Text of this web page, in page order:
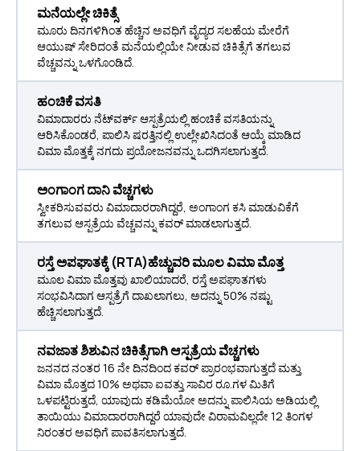
ಮನೆಯಲ್ಲೇ ಚಿಕಿತ್ಸೆ
ಮೂರು ದಿನಗಳಿಗಿಂತ ಹೆಚ್ಚಿನ ಅವಧಿಗೆ ವೈದ್ಯರ ಸಲಹೆಯ ಮೇರೆಗೆ
ಆಯುಷ್ ಸೇರಿದಂತೆ ಮನೆಯಲ್ಲಿಯೇ ನೀಡುವ ಚಿಕಿತ್ಸೆಗೆ ತಗಲುವ
ವೆಚ್ಚವನ್ನು ಒಳಗೊಂಡಿದೆ.
ಹಂಚಿಕೆ ವಸತಿ
ವಿಮಾದಾರರು ನೆಟ್‌ವರ್ಕ್ ಆಸ್ಪತ್ರೆಯಲ್ಲಿ ಹಂಚಿಕೆ ವಸತಿಯನ್ನು
ಆರಿಸಿಕೊಂಡರೆ, ಪಾಲಿಸಿ ಷರತ್ತಿನಲ್ಲಿ ಉಲ್ಲೇಖಿಸಿದಂತೆ ಆಯ್ಕೆ ಮಾಡಿದ
ವಿಮಾ ಮೊತ್ತಕ್ಕೆ ನಗದು ಪ್ರಯೋಜನವನ್ನು ಒದಗಿಸಲಾಗುತ್ತದೆ.
ಅಂಗಾಂಗ ದಾನಿ ವೆಚ್ಚಗಳು
ಸ್ವೀಕರಿಸುವವರು ವಿಮಾದಾರರಾಗಿದ್ದರೆ, ಅಂಗಾಂಗ ಕಸಿ ಮಾಡುವಿಕೆಗೆ
ತಗಲುವ ಆಸ್ಪತ್ರೆಯ ವೆಚ್ಚವನ್ನು ಕವರ್ ಮಾಡಲಾಗುತ್ತದೆ.
ರಸ್ತೆ ಅಪಘಾತಕ್ಕೆ (RTA)ಹೆಚ್ಚುವರಿ ಮೂಲ ವಿಮಾ ಮೊತ್ತ
ಮೂಲ ವಿಮಾ ಮೊತ್ತವು ಖಾಲಿಯಾದರೆ, ರಸ್ತೆ ಅಪಘಾತಗಳು
ಸಂಭವಿಸಿದಾಗ ಆಸ್ಪತ್ರೆಗೆ ದಾಖಲಾಗಲು, ಅದನ್ನು 50% ನಷ್ಟು
ಹೆಚ್ಚಿಸಲಾಗುತ್ತದೆ.
ನವಜಾತ ಶಿಶುವಿನ ಚಿಕಿತ್ಸೆಗಾಗಿ ಆಸ್ಪತ್ರೆಯ ವೆಚ್ಚಗಳು
ಜನನದ ನಂತರ 16 ನೇ ದಿನದಿಂದ ಕವರ್ ಪ್ರಾರಂಭವಾಗುತ್ತದೆ ಮತ್ತು
ವಿಮಾ ಮೊತ್ತದ 10% ಅಥವಾ ಐವತ್ತು ಸಾವಿರ ರೂ.ಗಳ ಮಿತಿಗೆ
ಒಳಪಟ್ಟಿರುತ್ತದೆ, ಯಾವುದು ಕಡಿಮೆಯೋ ಅದನ್ನು ಪಾಲಿಸಿಯ ಅಡಿಯಲ್ಲಿ
ತಾಯಿಯು ವಿಮಾದಾರರಾಗಿದ್ದರೆ ಯಾವುದೇ ವಿರಾಮವಿಲ್ಲದೇ 12 ತಿಂಗಳ
ನಿರಂತರ ಅವಧಿಗೆ ಪಾವತಿಸಲಾಗುತ್ತದೆ.